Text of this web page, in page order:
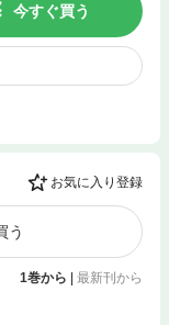
今すぐ買う
お気に入り登録
う
1巻から | 最新刊から